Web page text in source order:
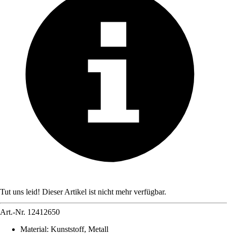
Tut uns leid! Dieser Artikel ist nicht mehr verfügbar.
Art.-Nr. 12412650
Material: Kunststoff, Metall